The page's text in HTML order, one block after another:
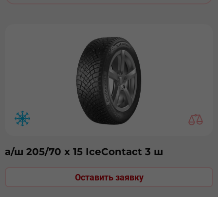
а/ш 205/70 х 15 IceContact 3 ш
Оставить заявку